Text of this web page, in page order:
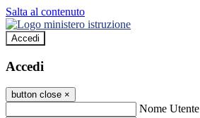
Salta al contenuto
Accedi
Accedi
button close ×
Nome Utente